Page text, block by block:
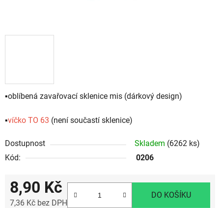
▪️oblíbená zavařovací sklenice mis (dárkový design)
▪️víčko TO 63 (není součastí sklenice)
Dostupnost Skladem (6262 ks)
Kód:
0206
8,90 Kč
7,36 Kč bez DPH
DO KOŠÍKU